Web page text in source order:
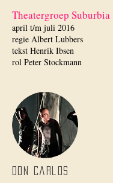
Theatergroep Suburbia
april t/m juli 2016
regie Albert Lubbers
tekst Henrik Ibsen
rol Peter Stockmann
Don Carlos